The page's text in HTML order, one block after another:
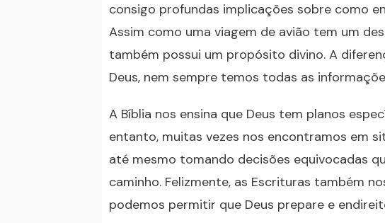
consigo profundas implicações sobre como
Assim como uma viagem de avião tem um
também possui um propósito divino. A
Deus, nem sempre temos todas as
A Bíblia nos ensina que Deus tem planos
entanto, muitas vezes nos encontramos em
até mesmo tomando decisões equivocadas
caminho. Felizmente, as Escrituras também
podemos permitir que Deus prepare e